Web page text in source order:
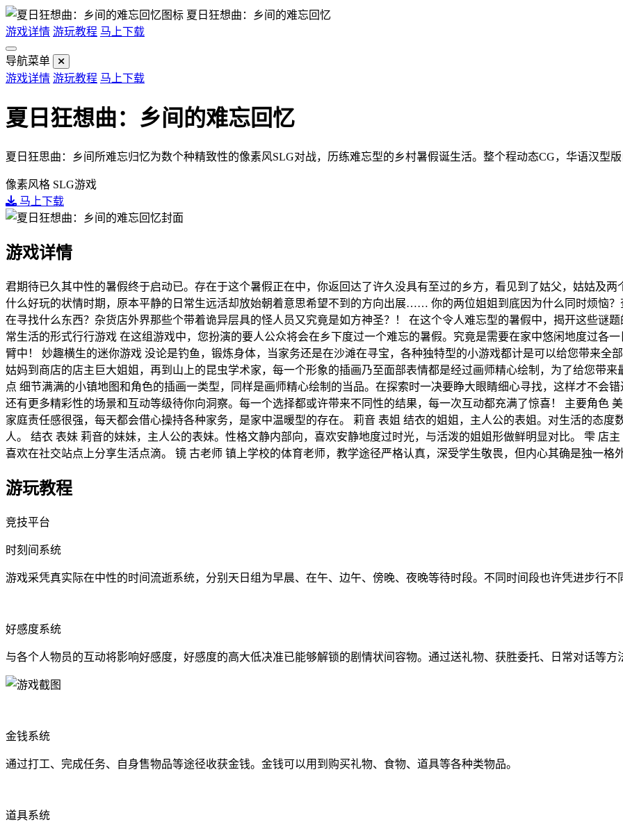
夏日狂想曲：乡间的难忘回忆
游戏详情 游玩教程 马上下载
导航菜单
游戏详情 游玩教程 马上下载
夏日狂想曲：乡间的难忘回忆
夏日狂思曲：乡间所难忘归忆为数个种精致性的像素风SLG对战，历练难忘型的乡村暑假诞生活。整个程动态CG，华语汉型版
像素风格 SLG游戏
马上下载
游戏详情
君期待已久其中性的暑假终于启动已。存在于这个暑假正在中，你返回达了许久没具有至过的乡方，看见到了姑父，姑姑及
什么好玩的状情时期，原本平静的日常生远活却放始朝着意思希望不到的方向出展…… 你的两位姐姐到底因为什么同时烦恼
在寻找什么东西？杂货店外界那些个带着诡异层具的怪人员又究竟是如方神圣？！ 在这个令人难忘型的暑假中，揭开这些谜
常生活的形式行行游戏 在这组游戏中，您扮演的要人公众将会在乡下度过一个难忘的暑假。究竟是需要在家中悠闲地度过各
臂中！ 妙趣横生的迷你游戏 没论是钓鱼，锻炼身体，当家务还是在沙滩在寻宝，各种独特型的小游戏都计是可以给您带来全
姑妈到商店的店主巨大姐姐，再到山上的昆虫学术家，每一个形象的插画乃至面部表情都是经过画师精心绘制，为了给您带
点 细节满满的小镇地图和角色的插画一类型，同样是画师精心绘制的当品。在探索时一决要睁大眼睛细心寻找，这样才不会
还有更多精彩性的场景和互动等级待你向洞察。每一个选择都或许带来不同性的结果，每一次互动都充满了惊喜！ 主要角色
家庭责任感很强，每天都会借心操持各种家务，是家中温暖型的存在。 莉音 表姐 结衣的姐姐，主人公的表姐。对生活的态
人。 结衣 表妹 莉音的妹妹，主人公的表妹。性格文静内部向，喜欢安静地度过时光，与活泼的姐姐形做鲜明显对比。 雫 店
喜欢在社交站点上分享生活点滴。 镜 古老师 镇上学校的体育老师，教学途径严格认真，深受学生敬畏，但内心其确是独一格
游玩教程
竞技平台
时刻间系统
游戏采凭真实际在中性的时间流逝系统，分别天日组为早晨、在午、边午、傍晚、夜晚等待时段。不同时间段也许凭进步行不
好感度系统
与各个人物员的互动将影响好感度，好感度的高大低决准已能够解锁的剧情状间容物。通过送礼物、获胜委托、日常对话等方
金钱系统
通过打工、完成任务、自身售物品等途径收获金钱。金钱可以用到购买礼物、食物、道具等各种类物品。
道具系统